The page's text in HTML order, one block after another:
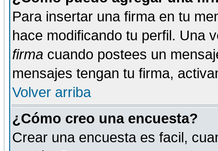
Para insertar una firma en tu
hace modificando tu perfil. Una
firma cuando postees un
mensajes tengan tu firma,
Volver arriba
¿Cómo creo una encuesta?
Crear una encuesta es facil,